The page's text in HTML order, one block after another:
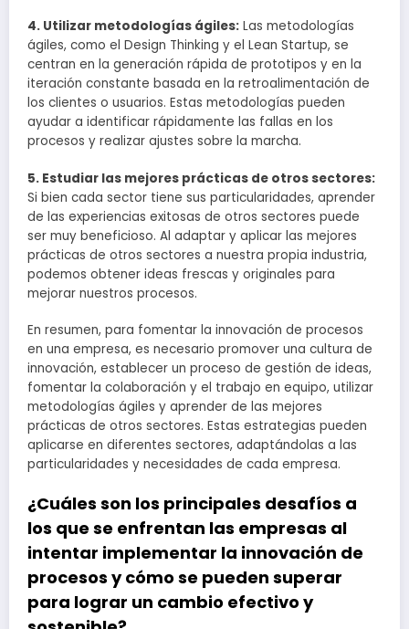
4. Utilizar metodologías ágiles: Las metodologías
ágiles, como el Design Thinking y el Lean Startup, se
centran en la generación rápida de prototipos y en la
iteración constante basada en la retroalimentación de
los clientes o usuarios. Estas metodologías pueden
ayudar a identificar rápidamente las fallas en los
procesos y realizar ajustes sobre la marcha.
5. Estudiar las mejores prácticas de otros sectores:
Si bien cada sector tiene sus particularidades, aprender
de las experiencias exitosas de otros sectores puede
ser muy beneficioso. Al adaptar y aplicar las mejores
prácticas de otros sectores a nuestra propia industria,
podemos obtener ideas frescas y originales para
mejorar nuestros procesos.
En resumen, para fomentar la innovación de procesos
en una empresa, es necesario promover una cultura de
innovación, establecer un proceso de gestión de ideas,
fomentar la colaboración y el trabajo en equipo, utilizar
metodologías ágiles y aprender de las mejores
prácticas de otros sectores. Estas estrategias pueden
aplicarse en diferentes sectores, adaptándolas a las
particularidades y necesidades de cada empresa.
¿Cuáles son los principales desafíos a
los que se enfrentan las empresas al
intentar implementar la innovación de
procesos y cómo se pueden superar
para lograr un cambio efectivo y